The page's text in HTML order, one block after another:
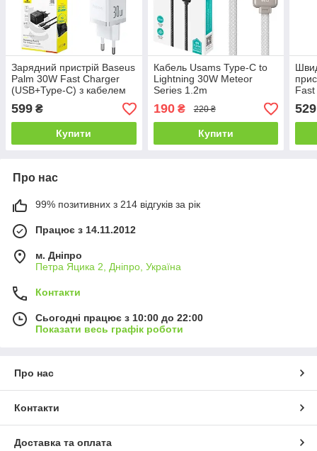
Зарядний пристрій Baseus
Palm 30W Fast Charger
(USB+Type-C) з кабелем
599 ₴
Купити
Кабель Usams Type-C to
Lightning 30W Meteor
Series 1.2m
190₴ 220 ₴
Купити
529
Про нас
99% позитивних з 214 відгуків за рік
Працює з 14.11.2012
м. Дніпро
Петра Яцика 2, Дніпро, Україна
Контакти
Сьогодні працює з 10:00 до 22:00
Показати весь графік роботи
Про нас
Контакти
Доставка та оплата